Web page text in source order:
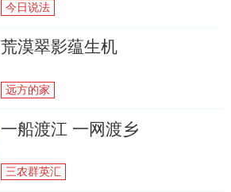
今日说法
荒漠翠影蕴生机
远方的家
一船渡江 一网渡乡
三农群英汇